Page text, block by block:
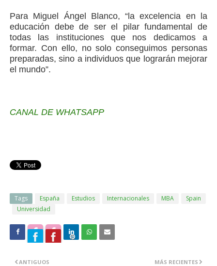
Para Miguel Ángel Blanco, “la excelencia en la
educación debe de ser el pilar fundamental de
todas las instituciones que nos dedicamos a
formar. Con ello, no solo conseguimos personas
preparadas, sino a individuos que lograrán mejorar
el mundo”.
CANAL DE WHATSAPP
Tags España Estudios Internacionales MBA
Spain
Universidad
MÁS RECIENTES
ANTIGUOS